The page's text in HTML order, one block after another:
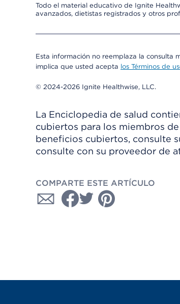
Todo el material educativo de Ignite
avanzados, dietistas registrados y otros
Esta información no reemplaza la consulta
implica que usted acepta los Términos de
© 2024-2026 Ignite Healthwise, LLC.
La Enciclopedia de salud
cubiertos para los miembros
beneficios cubiertos, consulte
consulte con su proveedor de
COMPARTE ESTE ARTÍCULO